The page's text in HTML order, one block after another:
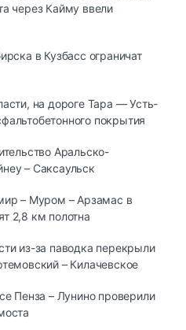
через Кайму ввели
в Кузбасс ограничат
на дороге Тара — Усть-
покрытия
Аральско-
– Саксаульск
– Муром – Арзамас в
2,8 км полотна
из-за паводка перекрыли
– Килачевское
Пенза – Лунино проверили